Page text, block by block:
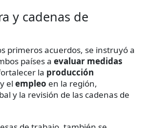
y cadenas de
primeros acuerdos, se instruyó a
países a evaluar medidas
la producción
y el empleo en la región,
y la revisión de las cadenas de